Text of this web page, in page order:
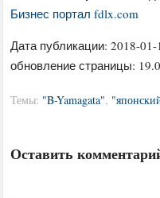
Бизнес портал fdlx.com
Дата публикации:2018-
обновление страницы:
Темы: "B-Yamagata",
Оставить